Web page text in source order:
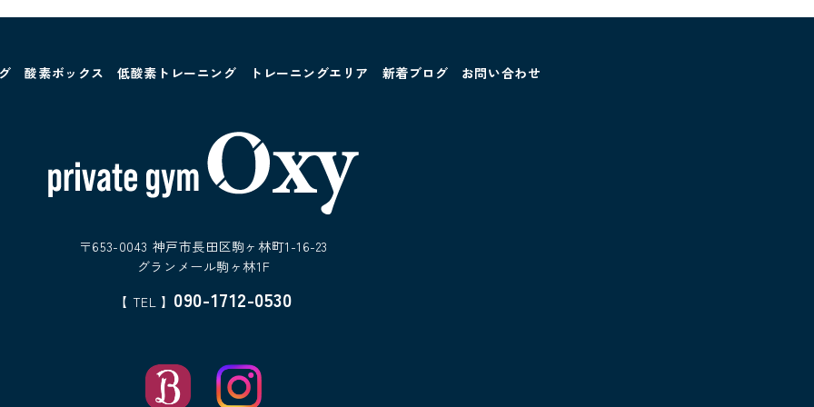
酸素ボックス 低酸素トレーニング トレーニングエリア 新着ブログ お問い合わせ
〒653-0043 神戸市長田区駒ヶ林町1-16-23
グランメール駒ヶ林1F
【 TEL 】 090-1712-0530